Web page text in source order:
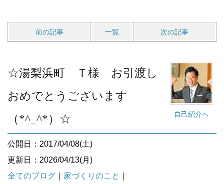
前の記事 一覧 次の記事
自己紹介へ
☆湯梨浜町 Ｔ様 お引渡し
おめでとうございます
（*^_^*）☆
公開日：2017/04/08(土)
更新日：2026/04/13(月)
全てのブログ
家づくりのこと